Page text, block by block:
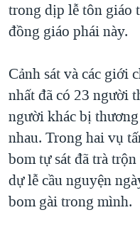
chính
Đi
"Tìm"
TỰ DO BÁO CHÍ
NGƯỜI VIỆT HẢI
ĐỜI SỐNG
KHOA HỌC
SỨC KHOẺ
VĂN HOÁ
CHUYÊN ĐỀ
HÀNH TRÌNH BẦU CỬ
MỘT NĂM CHIẾN
GIẢI MÃ VÀNH ĐAI &
NGÀY TỊ NẠN THẾ GIỚI
TRỊNH VĨNH BÌNH -
VIDEO
NGHE
MẠNG XÃ HỘI
Ngôn ngữ khác
trong dịp lễ tôn giáo
đồng giáo phái này.
Cảnh sát và các giới
nhất đã có 23 người
người khác bị
nhau. Trong hai vụ
bom tự sát đã trà
dự lễ cầu nguyện
bom gài trong mình.